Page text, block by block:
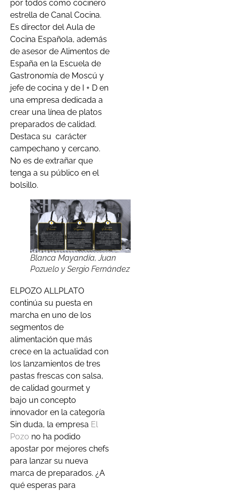
por todos como cocinero
estrella de Canal Cocina.
Es director del Aula de
Cocina Española, además
de asesor de Alimentos de
España en la Escuela de
Gastronomía de Moscú y
jefe de cocina y de I + D en
una empresa dedicada a
crear una línea de platos
preparados de calidad.
Destaca su carácter
campechano y cercano.
No es de extrañar que
tenga a su público en el
bolsillo.
Blanca Mayandía, Juan
Pozuelo y Sergio Fernández
ELPOZO ALLPLATO
continúa su puesta en
marcha en uno de los
segmentos de
alimentación que más
crece en la actualidad con
los lanzamientos de tres
pastas frescas con salsa,
de calidad gourmet y
bajo un concepto
innovador en la categoría
Sin duda, la empresa El
Pozo no ha podido
apostar por mejores chefs
para lanzar su nueva
marca de preparados. ¿A
qué esperas para